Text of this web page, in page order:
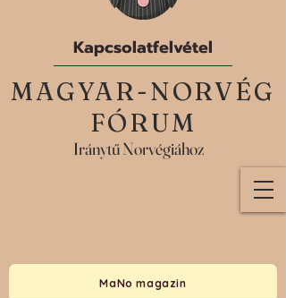
MAGYAR-NORVÉG
FÓRUM
Iránytű Norvégiához
MaNo magazin
Kapcsolatfelvétel